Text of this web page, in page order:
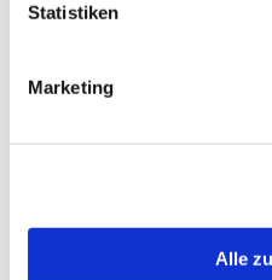
Statistiken
Marketing
Alle
Fragen zur
Unser Team berät Sie
perfekte Lösung für
+49 2242 90999-